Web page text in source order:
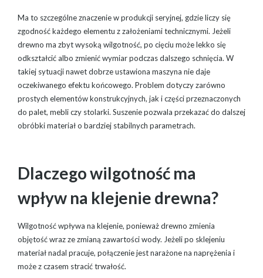
Ma to szczególne znaczenie w produkcji seryjnej, gdzie liczy się
zgodność każdego elementu z założeniami technicznymi. Jeżeli
drewno ma zbyt wysoką wilgotność, po cięciu może lekko się
odkształcić albo zmienić wymiar podczas dalszego schnięcia. W
takiej sytuacji nawet dobrze ustawiona maszyna nie daje
oczekiwanego efektu końcowego. Problem dotyczy zarówno
prostych elementów konstrukcyjnych, jak i części przeznaczonych
do palet, mebli czy stolarki. Suszenie pozwala przekazać do dalszej
obróbki materiał o bardziej stabilnych parametrach.
Dlaczego wilgotność ma
wpływ na klejenie drewna?
Wilgotność wpływa na klejenie, ponieważ drewno zmienia
objętość wraz ze zmianą zawartości wody. Jeżeli po sklejeniu
materiał nadal pracuje, połączenie jest narażone na naprężenia i
może z czasem stracić trwałość.